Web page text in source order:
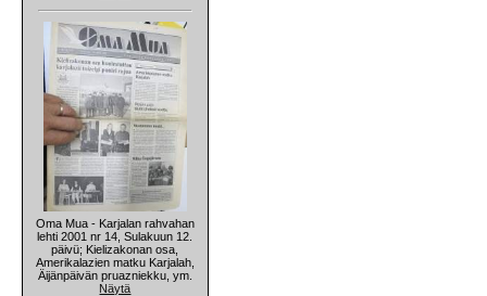
Oma Mua - Karjalan rahvahan
lehti 2001 nr 14, Sulakuun 12.
päivü; Kielizakonan osa,
Amerikalazien matku Karjalah,
Äijänpäivän pruazniekku, ym.
Näytä